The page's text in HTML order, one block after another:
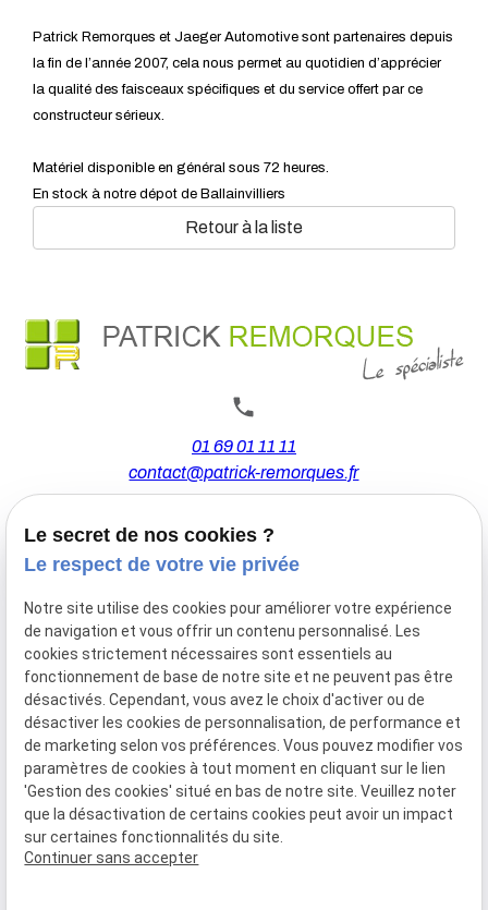
Patrick Remorques et Jaeger Automotive sont partenaires depuis
la fin de l’année 2007, cela nous permet au quotidien d’apprécier
la qualité des faisceaux spécifiques et du service offert par ce
constructeur sérieux.
Matériel disponible en général sous 72 heures.
En stock à notre dépot de Ballainvilliers
Retour à la liste
01 69 01 11 11
contact@patrick-remorques.fr
44 Avenue de la Division Leclerc
91160 BALLAINVILLIERS
Du Mardi au Samedi
De 9h00 à 12h30 et de 13h30 à 18h00
Le Lundi sur rendez-vous.
Mentions
légales
Politique de
confidentialité
Gestion
des
cookies
Plan du
site
Siret :77556328100028
Le secret de nos cookies ?
Le respect de votre vie privée
Notre site utilise des cookies pour améliorer votre expérience
de navigation et vous offrir un contenu personnalisé. Les
cookies strictement nécessaires sont essentiels au
fonctionnement de base de notre site et ne peuvent pas être
désactivés. Cependant, vous avez le choix d'activer ou de
désactiver les cookies de personnalisation, de performance et
de marketing selon vos préférences. Vous pouvez modifier vos
paramètres de cookies à tout moment en cliquant sur le lien
'Gestion des cookies' situé en bas de notre site. Veuillez noter
que la désactivation de certains cookies peut avoir un impact
sur certaines fonctionnalités du site.
Continuer sans accepter